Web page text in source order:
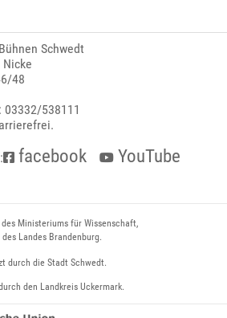
Schwedt
48
03332/538111
facebook
YouTube
Ministeriums für Wissenschaft,
Landes Brandenburg.
durch die Stadt Schwedt.
den Landkreis Uckermark.